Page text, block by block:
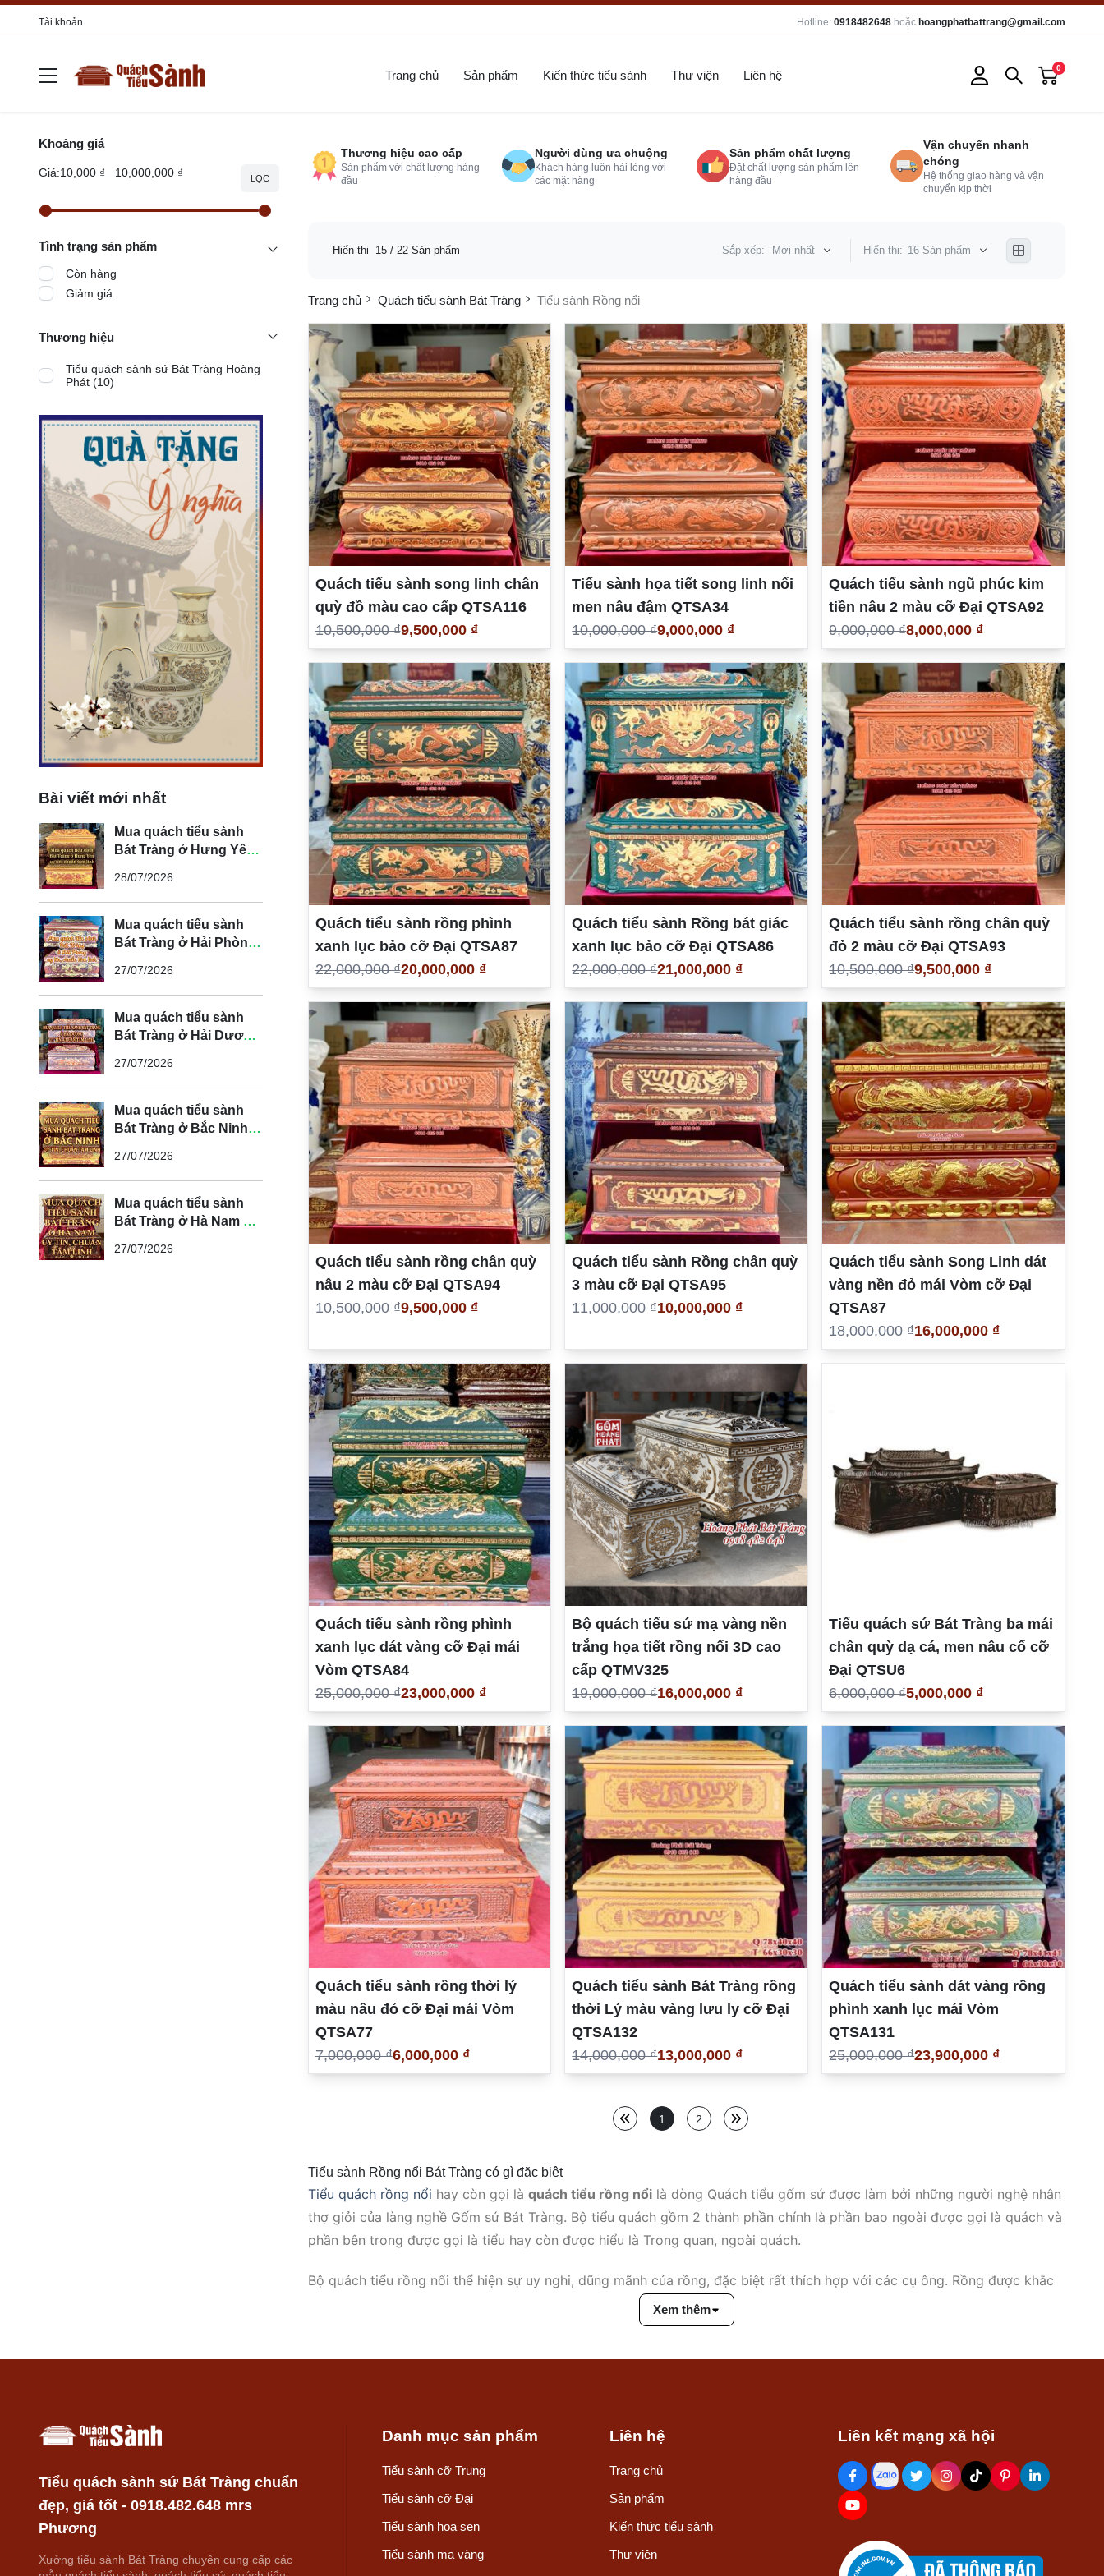
Tài khoản Hotline: 0918482648 hoặc hoangphatbattrang@gmail.com
Trang chủ Sản phẩm Kiến thức tiểu sành Thư viện Liên hệ
0
Khoảng giá
Giá:10,000 ₫ 10,000,000 ₫ LỌC
Tình trạng sản phẩm
Còn hàng
Giảm giá
Thương hiệu
Tiểu quách sành sứ Bát Tràng Hoàng
Phát (10)
Bài viết mới nhất
Mua quách tiểu sành
Bát Tràng ở Hưng Yên
28/07/2026
Mua quách tiểu sành
Bát Tràng ở Hải Phòng
27/07/2026
Mua quách tiểu sành
Bát Tràng ở Hải Dương
27/07/2026
Mua quách tiểu sành
Bát Tràng ở Bắc Ninh
27/07/2026
Mua quách tiểu sành
Bát Tràng ở Hà Nam uy
27/07/2026
Thương hiệu cao cấp
Sản phẩm với chất lượng hàng
đầu
Người dùng ưa chuộng
Khách hàng luôn hài lòng với
các mặt hàng
Sản phẩm chất lượng
Đặt chất lượng sản phẩm lên
hàng đầu
Vận chuyển nhanh
chóng
Hệ thống giao hàng và vận
chuyển kịp thời
Hiển thị 15/ 22 Sản phẩm Sắp xếp: Mới nhất Hiển thị: 16 Sản phẩm
Trang chủ Quách tiểu sành Bát Tràng Tiểu sành Rồng nổi
Quách tiểu sành song linh chân
quỳ đồ màu cao cấp QTSA116
10,500,000 ₫9,500,000 ₫
Tiểu sành họa tiết song linh nổi
men nâu đậm QTSA34
10,000,000 ₫9,000,000 ₫
Quách tiểu sành ngũ phúc kim
tiền nâu 2 màu cỡ Đại QTSA92
9,000,000 ₫8,000,000 ₫
Quách tiểu sành rồng phình
xanh lục bảo cỡ Đại QTSA87
22,000,000 ₫20,000,000 ₫
Quách tiểu sành Rồng bát giác
xanh lục bảo cỡ Đại QTSA86
22,000,000 ₫21,000,000 ₫
Quách tiểu sành rồng chân quỳ
đỏ 2 màu cỡ Đại QTSA93
10,500,000 ₫9,500,000 ₫
Quách tiểu sành rồng chân quỳ
nâu 2 màu cỡ Đại QTSA94
10,500,000 ₫9,500,000 ₫
Quách tiểu sành Rồng chân quỳ
3 màu cỡ Đại QTSA95
11,000,000 ₫10,000,000 ₫
Quách tiểu sành Song Linh dát
vàng nền đỏ mái Vòm cỡ Đại
QTSA87
18,000,000 ₫16,000,000 ₫
Quách tiểu sành rồng phình
xanh lục dát vàng cỡ Đại mái
Vòm QTSA84
25,000,000 ₫23,000,000 ₫
Bộ quách tiểu sứ mạ vàng nền
trắng họa tiết rồng nổi 3D cao
cấp QTMV325
19,000,000 ₫16,000,000 ₫
Tiểu quách sứ Bát Tràng ba mái
chân quỳ dạ cá, men nâu cổ cỡ
Đại QTSU6
6,000,000 ₫5,000,000 ₫
Quách tiểu sành rồng thời lý
màu nâu đỏ cỡ Đại mái Vòm
QTSA77
7,000,000 ₫6,000,000 ₫
Quách tiểu sành Bát Tràng rồng
thời Lý màu vàng lưu ly cỡ Đại
QTSA132
14,000,000 ₫13,000,000 ₫
Quách tiểu sành dát vàng rồng
phình xanh lục mái Vòm
QTSA131
25,000,000 ₫23,900,000 ₫
1 2
Tiểu sành Rồng nổi Bát Tràng có gì đặc biệt
Tiểu quách rồng nổi hay còn gọi là quách tiểu rồng nổilà dòng Quách tiểu gốm sứ được làm bởi những người nghệ nhân
thợ giỏi của làng nghề Gốm sứ Bát Tràng. Bộ tiểu quách gồm 2 thành phần chính là phần bao ngoài được gọi là quách và
phần bên trong được gọi là tiểu hay còn được hiểu là Trong quan, ngoài quách.
Bộ quách tiểu rồng nổi thể hiện sự uy nghi, dũng mãnh của rồng, đặc biệt rất thích hợp với các cụ ông. Rồng được khắc
là rồng thuần châu Á với sừng, bờm, thân nhỏ và dài, cực oai nghiêm, ngoài ra còn
là hình tượng Rồng đặc thù của thời Lý Việt Nam.
Xem thêm
Tiểu quách sành sứ Bát Tràng chuẩn
đẹp, giá tốt - 0918.482.648 mrs
Phương
Xưởng tiểu sành Bát Tràng chuyên cung cấp các
Danh mục sản phẩm
Tiểu sành cỡ Trung
Tiểu sành cỡ Đại
Tiểu sành hoa sen
Tiểu sành mạ vàng
Liên hệ
Trang chủ
Sản phẩm
Kiến thức tiểu sành
Thư viện
Liên kết mạng xã hội